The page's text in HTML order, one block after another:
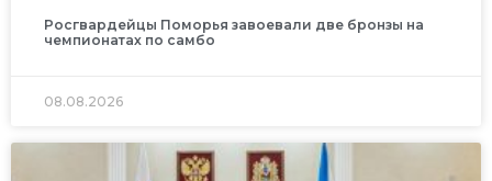
Росгвардейцы Поморья завоевали две бронзы на
чемпионатах по самбо
08.08.2026